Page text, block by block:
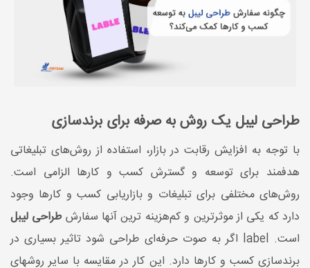
طراحی لیبل یک روش به صرفه برای برندسازی
با توجه به افزایش رقابت در بازار، استفاده از روش‌های تبلیغاتی
هدفمند برای توسعه و گسترش کسب و کارها الزامی است.
روش‌های مختلفی برای تبلیغات و بازاریابی کسب و کارها وجود
دارد که یکی از موثرترین و کم‌هزینه ترین آنها سفارشطراحی لیبل
است. label اگر به صوت حرفه‌ای طراحی شود تاثیر بسیاری در
برندسازی کسب و کارها دارد. این کار در مقایسه با سایر روشهای